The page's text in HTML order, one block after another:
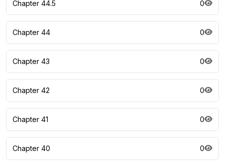
Chapter 44.5 0
Chapter 44 0
Chapter 43 0
Chapter 42 0
Chapter 41 0
Chapter 40 0